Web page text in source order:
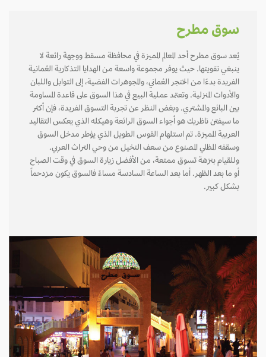
سوق مطرح
يُعد سوق مطرح أحد المعالم المميزة في محافظة مسقط ووجهة رائعة لا
ينبغي تفويتها. حيث يوفر مجموعة واسعة من الهدايا التذكارية العُمانية
الفريدة بدءًا من الخنجر العُماني، والمجوهرات الفضية، إلى التوابل واللبان
والأدوات المنزلية. وتعتمد عملية البيع في هذا السوق على قاعدة المساومة
بين البائع والمشتري. وبغض النظر عن تجربة التسوق الفريدة، فإن أكثر
ما سيفتن ناظريك هو أجواء السوق الرائعة وهيكله الذي يعكس التقاليد
العربية المميزة. تم استلهام القوس الطويل الذي يؤطر مدخل السوق
وسقفه المظلي المصنوع من سعف النخيل من وحي التراث العربي.
وللقيام بنزهة تسوق ممتعة، من الأفضل زيارة السوق في وقت الصباح
أو ما بعد الظهر. أما بعد الساعة السادسة مساءً فالسوق يكون مزدحماً
بشكل كبير.